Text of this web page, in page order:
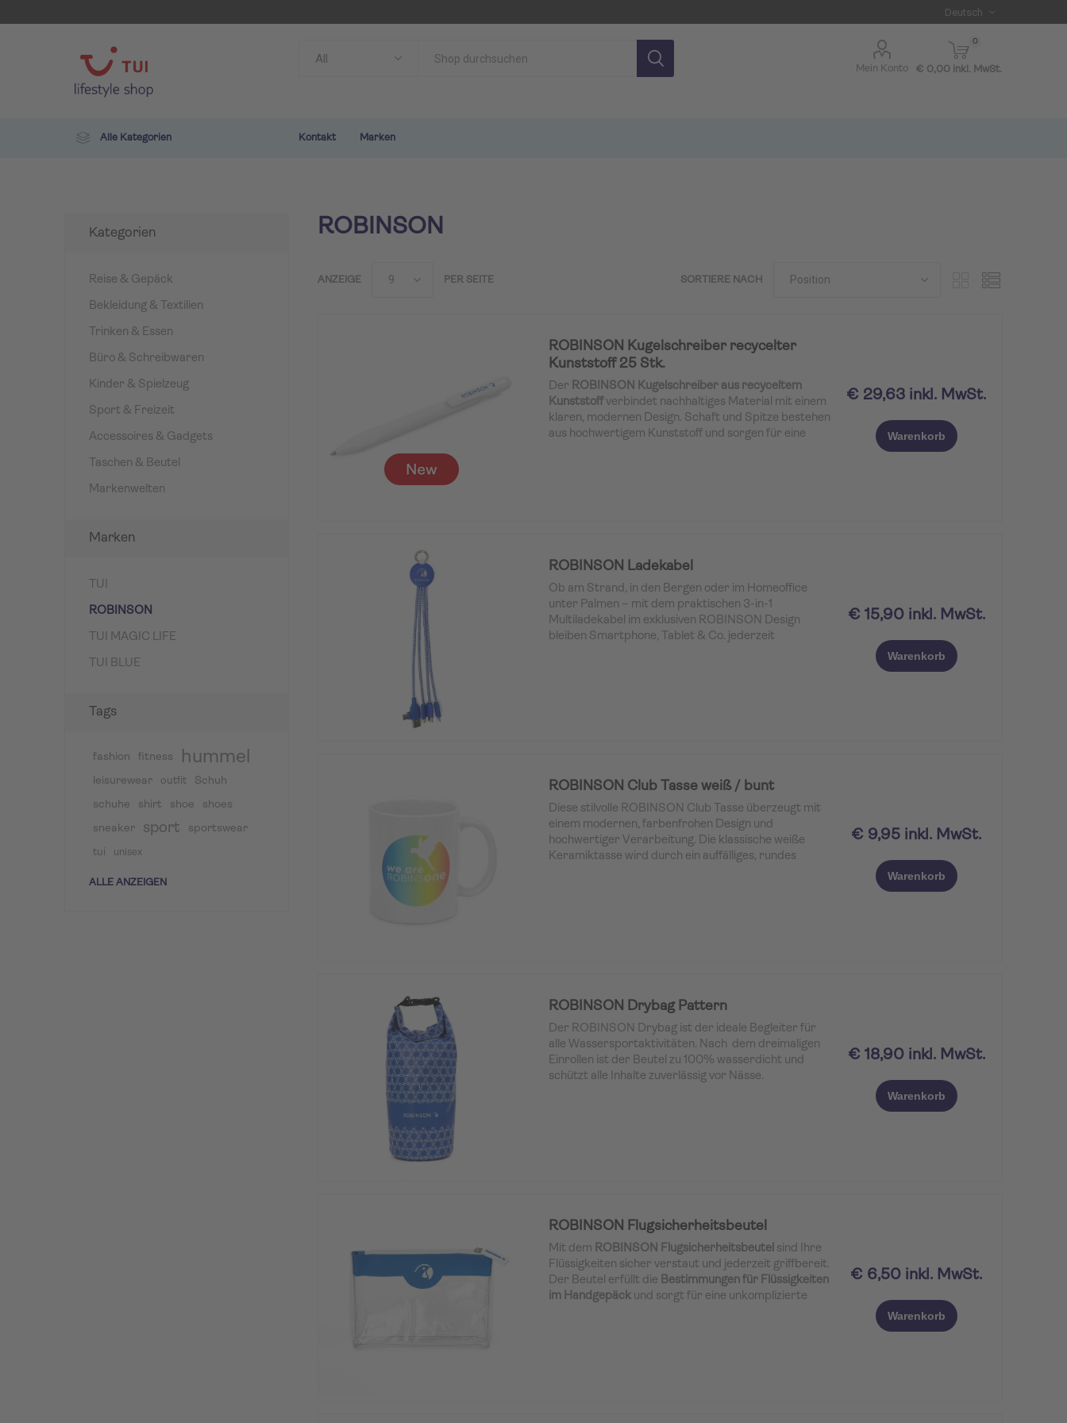
Mein Konto
0
€ 0,00 inkl. MwSt.
Alle Kategorien Kontakt Marken
ROBINSON
SORTIERE NACH
ANZEIGE PER SEITE
ROBINSON Kugelschreiber recycelter
Kunststoff 25 Stk.
Der ROBINSON Kugelschreiber aus recyceltem
Kunststoffverbindet nachhaltiges Material mit einem
klaren, modernen Design. Schaft und Spitze bestehen
aus hochwertigem Kunststoff und sorgen für eine
€ 29,63 inkl. MwSt.
Warenkorb
ROBINSON Ladekabel
Ob am Strand, in den Bergen oder im Homeoffice
unter Palmen – mit dem praktischen 3-in-1
Multiladekabel im exklusiven ROBINSON Design
bleiben Smartphone, Tablet & Co. jederzeit
leuchtet das ROBINSON Logo stilvoll auf.
€ 15,90 inkl. MwSt.
Warenkorb
ROBINSON Club Tasse weiß / bunt
Diese stilvolle ROBINSON Club Tasse überzeugt mit
einem modernen, farbenfrohen Design und
hochwertiger Verarbeitung. Die klassische weiße
Keramiktasse wird durch ein auffälliges, rundes
€ 9,95 inkl. MwSt.
Warenkorb
ROBINSON Drybag Pattern
Der ROBINSON Drybag ist der ideale Begleiter für
alle Wassersportaktivitäten. Nach dem dreimaligen
Einrollen ist der Beutel zu 100% wasserdicht und
schützt alle Inhalte zuverlässig vor Nässe.
€ 18,90 inkl. MwSt.
Warenkorb
ROBINSON Flugsicherheitsbeutel
Mit dem ROBINSON Flugsicherheitsbeutel sind Ihre
Flüssigkeiten sicher verstaut und jederzeit griffbereit.
Der Beutel erfüllt die Bestimmungen für Flüssigkeiten
im Handgepäckund sorgt für eine unkomplizierte
€ 6,50 inkl. MwSt.
Warenkorb
Kategorien
Reise & Gepäck
Bekleidung & Textilien
Trinken & Essen
Büro & Schreibwaren
Kinder & Spielzeug
Sport & Freizeit
Accessoires & Gadgets
Taschen & Beutel
Markenwelten
Marken
TUI
ROBINSON
TUI MAGIC LIFE
TUI BLUE
Tags
fashion fitness hummel
leisurewear outfit
Schuh
schuhe
shirt shoe
shoes
sneaker
sport sportswear
tui unisex
ALLE ANZEIGEN